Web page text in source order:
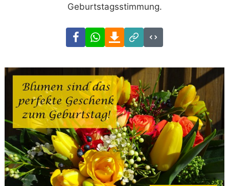
Geburtstagsstimmung.
FacebookWhatsAppDownload
Link
Code